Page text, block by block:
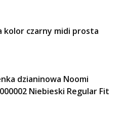
kolor czarny midi prosta
dzianinowa Noomi
Niebieski Regular Fit